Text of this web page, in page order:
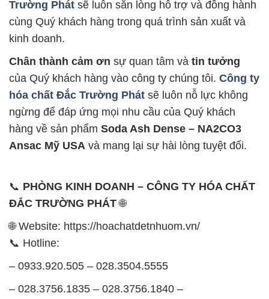
Trường Phát sẽ luôn sẵn lòng hỗ trợ và đồng hành
cùng Quý khách hàng trong quá trình sản xuất và
kinh doanh.
Chân thành cảm ơn sự quan tâm và tin tưởng
của Quý khách hàng vào công ty chúng tôi. Công ty
hóa chất Đắc Trường Phát sẽ luôn nỗ lực không
ngừng để đáp ứng mọi nhu cầu của Quý khách
hàng về sản phẩm Soda Ash Dense – NA2CO3
Ansac Mỹ USA và mang lại sự hài lòng tuyệt đối.
📞 PHÒNG KINH DOANH – CÔNG TY HÓA CHẤT
ĐẮC TRƯỜNG PHÁT🌐
🌐 Website: https://hoachatdetnhuom.vn/
📞 Hotline:
– 0933.920.505 – 028.3504.5555
– 028.3756.1835 – 028.3756.1840 –